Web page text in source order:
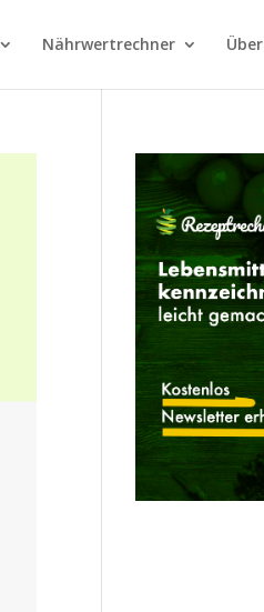
Nährwertrechner Über